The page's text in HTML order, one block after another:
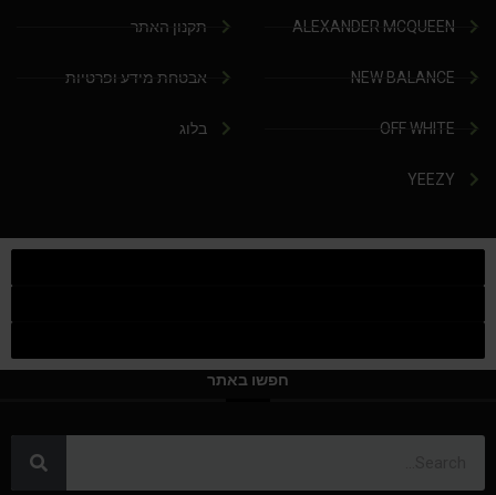
ALEXANDER MCQUEEN
NEW BALANCE
OFF WHITE
YEEZY
תקנון האתר
אבטחת מידע ופרטיות
בלוג
חפשו באתר